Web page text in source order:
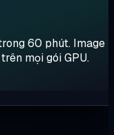
60 phút. Image
mọi gói GPU.